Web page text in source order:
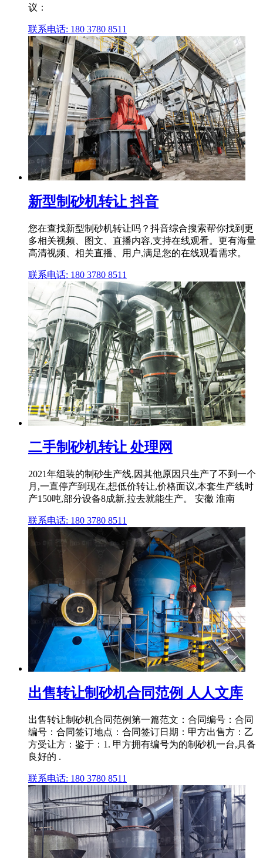
议：
联系电话: 180 3780 8511
新型制砂机转让 抖音
您在查找新型制砂机转让吗？抖音综合搜索帮你找到更
多相关视频、图文、直播内容,支持在线观看。更有海量
高清视频、相关直播、用户,满足您的在线观看需求。
联系电话: 180 3780 8511
二手制砂机转让 处理网
2021年组装的制砂生产线,因其他原因只生产了不到一个
月,一直停产到现在,想低价转让,价格面议,本套生产线时
产150吨,部分设备8成新,拉去就能生产。 安徽 淮南
联系电话: 180 3780 8511
出售转让制砂机合同范例 人人文库
出售转让制砂机合同范例第一篇范文：合同编号：合同
编号：合同签订地点：合同签订日期：甲方出售方：乙
方受让方：鉴于：1. 甲方拥有编号为的制砂机一台,具备
良好的 .
联系电话: 180 3780 8511